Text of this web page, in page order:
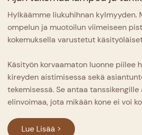
Hylkäämme liukuhihnan
ompelun ja muotoilun viimeiseen
kokemuksella varustetut
Käsityön korvaamaton luonne piilee
kireyden aistimisessa sekä
tekemisessä. Se antaa
elinvoimaa, jota mikään kone ei voi
Lue Lisää >